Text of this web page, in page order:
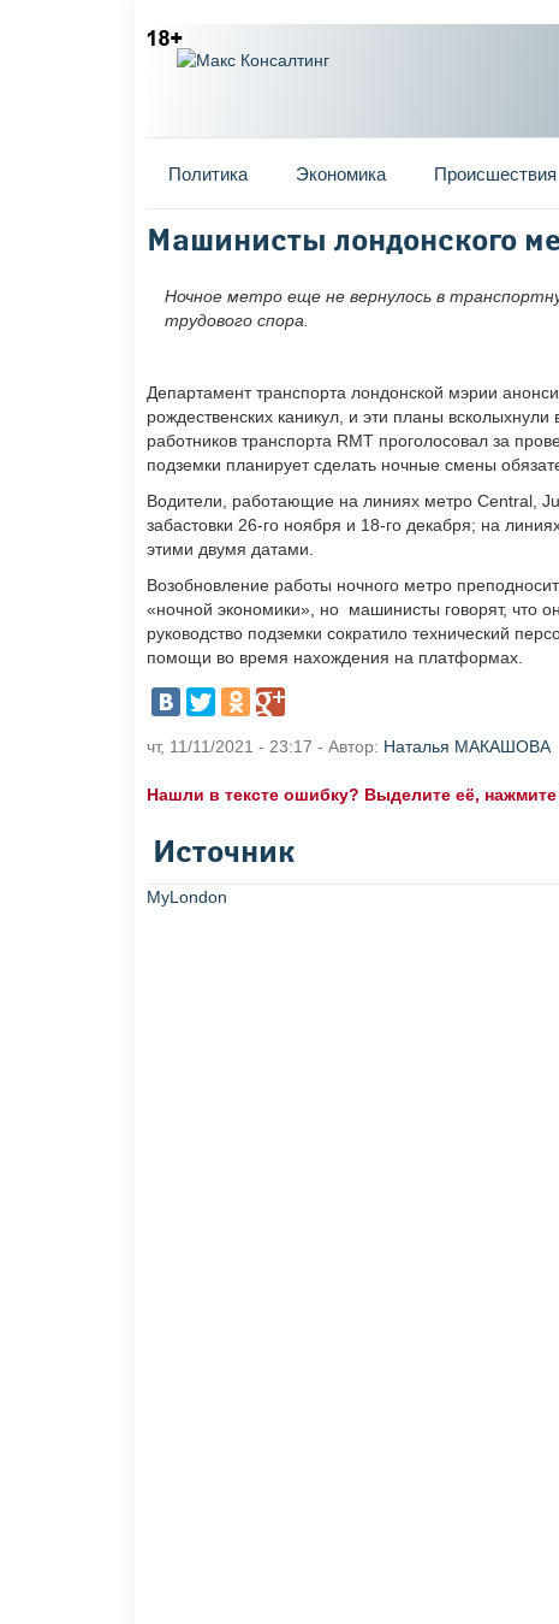
Главное меню
Политика Экономика Происшествия
Вы здесь
Машинисты лондонского
Ночное метро еще не вернулось в
трудового спора.
Департамент транспорта лондонской мэрии
рождественских каникул, и эти планы
работников транспорта RMT проголосовал за
подземки планирует сделать ночные смены
Водители, работающие на линиях метро Central,
забастовки 26-го ноября и 18-го декабря; на
этими двумя датами.
Возобновление работы ночного метро
«ночной экономики», но машинисты говорят, что
руководство подземки сократило технический
помощи во время нахождения на платформах.
чт, 11/11/2021 - 23:17 - Автор: Наталья МАКАШОВА
Нашли в тексте ошибку? Выделите её, нажмите
Источник
MyLondon